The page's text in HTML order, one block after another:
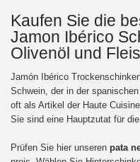
Kaufen Sie die
Jamon Ibérico
Olivenöl und
Jamón Ibérico
Schwein, der in der
oft als Artikel der Haute
Sie sind eine Hauptzutat für
Prüfen Sie hier unseren pata